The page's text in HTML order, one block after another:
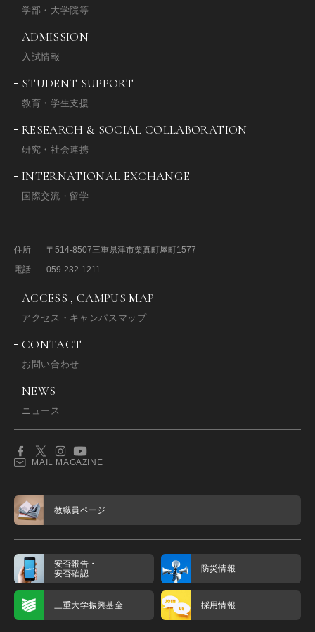
学部・大学院等
ADMISSION
入試情報
STUDENT SUPPORT
教育・学生支援
RESEARCH & SOCIAL COLLABORATION
研究・社会連携
INTERNATIONAL EXCHANGE
国際交流・留学
住所 〒514-8507三重県津市栗真町屋町1577
電話
059-232-1211
ACCESS , CAMPUS MAP
アクセス・キャンパスマップ
CONTACT
お問い合わせ
NEWS
ニュース
MAIL MAGAZINE
教職員ページ
安否報告・
安否確認
防災情報
三重大学振興基金 採用情報